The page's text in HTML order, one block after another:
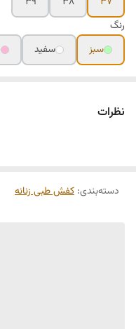
رنگ
سبز
سفید
نظرات
دسته‌بندی: کفش طبی زنانه